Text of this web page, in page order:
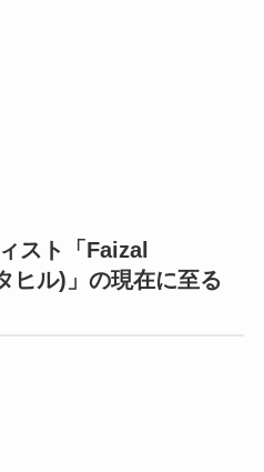
スト「Faizal
ヒル)」の現在に至る